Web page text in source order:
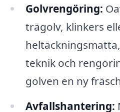
Golvrengöring:
trägolv, klinkers
teknik och
golven en ny
Avfallshantering: